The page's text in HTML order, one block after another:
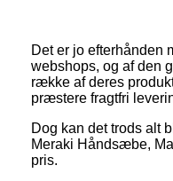
Det er jo efterhånden
webshops, og af den
række af deres
præstere fragtfri
Dog kan det trods alt
Meraki Håndsæbe,
pris.